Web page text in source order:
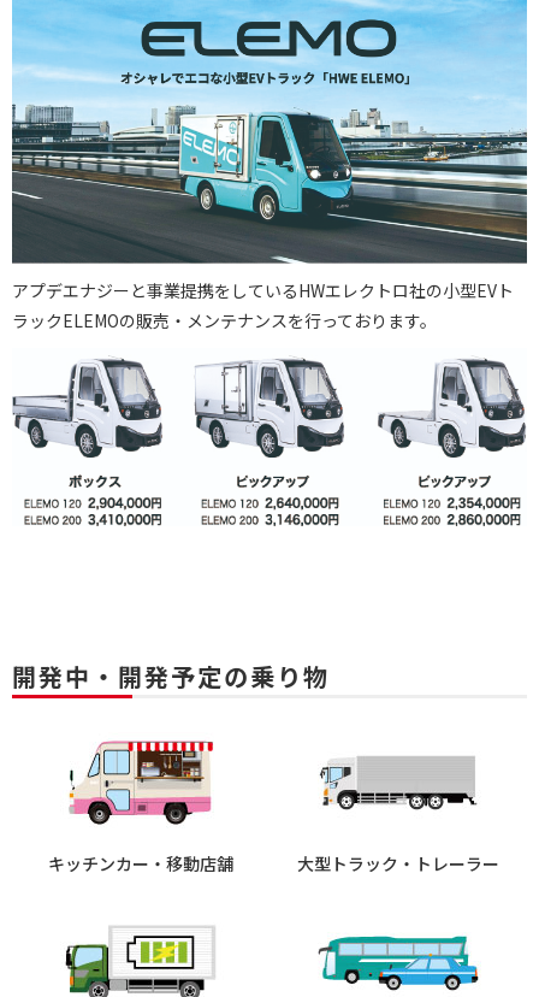
アプデエナジーと事業提携をしているHWエレクトロ社の小型EVト
ラックELEMOの販売・メンテナンスを行っております。
開発中・開発予定の乗り物
キッチンカー・移動店舗 大型トラック・トレーラー